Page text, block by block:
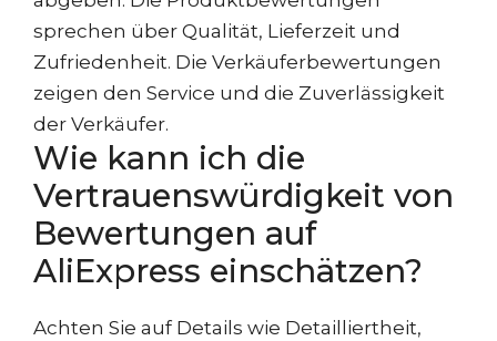
sprechen über Qualität, Lieferzeit und
Zufriedenheit. Die Verkäuferbewertungen
zeigen den Service und die Zuverlässigkeit
der Verkäufer.
Wie kann ich die
Vertrauenswürdigkeit von
Bewertungen auf
AliExpress einschätzen?
Achten Sie auf Details wie Detailliertheit,